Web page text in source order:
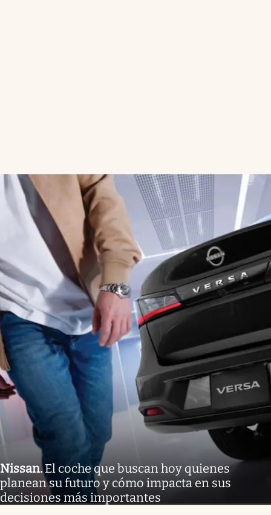
Nissan.El coche que buscan hoy quienes
planean su futuro y cómo impacta en sus
decisiones más importantes